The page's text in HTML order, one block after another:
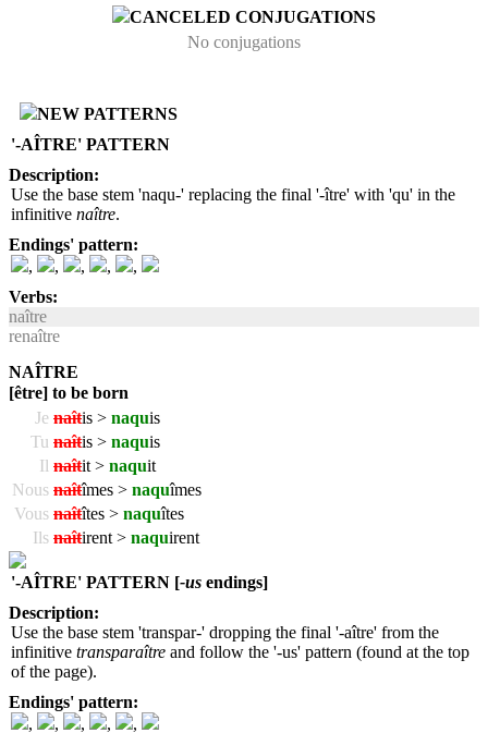
CANCELED CONJUGATIONS
No conjugations
NEW PATTERNS
'-AÎTRE' PATTERN
Description:
Use the base stem 'naqu-' replacing the final '-ître' with 'qu' in the
infinitive naître.
Endings' pattern:
,
, , ,
,
Verbs:
naître
renaître
NAÎTRE
[être] to be born
Je naîtis > naquis
Tu naîtis > naquis
Il naîtit > naquit
Nous naîtîmes > naquîmes
Vous naîtîtes > naquîtes
Ils naîtirent > naquirent
'-AÎTRE' PATTERN [-us endings]
Description:
Use the base stem 'transpar-' dropping the final '-aître' from the
infinitive transparaître and follow the '-us' pattern (found at the top
of the page).
Endings' pattern:
,
, , ,
,